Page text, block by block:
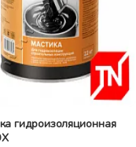
гидроизоляционная